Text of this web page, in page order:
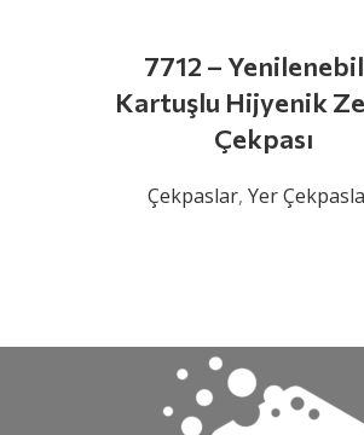
7712 –
Kartuşlu Hijyenik
Çekpası
Çekpaslar, Yer